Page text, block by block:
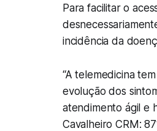
Para facilitar o
incidência da
“A telemedicina
evolução dos
atendimento ágil e
Cavalheiro CRM: